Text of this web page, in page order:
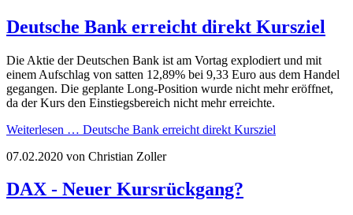
Deutsche Bank erreicht direkt Kursziel
Die Aktie der Deutschen Bank ist am Vortag explodiert und mit
einem Aufschlag von satten 12,89% bei 9,33 Euro aus dem Handel
gegangen. Die geplante Long-Position wurde nicht mehr eröffnet,
da der Kurs den Einstiegsbereich nicht mehr erreichte.
Weiterlesen … Deutsche Bank erreicht direkt Kursziel
07.02.2020 von Christian Zoller
DAX - Neuer Kursrückgang?